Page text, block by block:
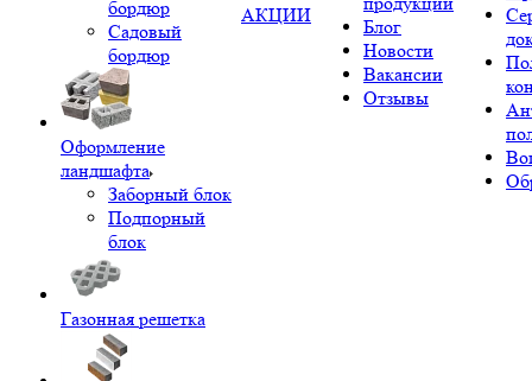
бордюр
Садовый
бордюр
Оформление
ландшафта
Заборный блок
Подпорный
блок
Газонная решетка
АКЦИИ
Блог
Новости
Вакансии
Отзывы